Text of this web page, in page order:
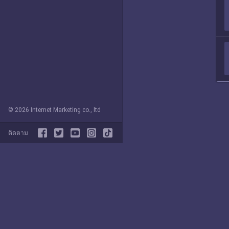
© 2026 Internet Marketing co., ltd
ติดตาม